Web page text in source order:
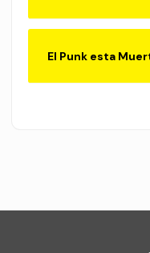
El Punk esta